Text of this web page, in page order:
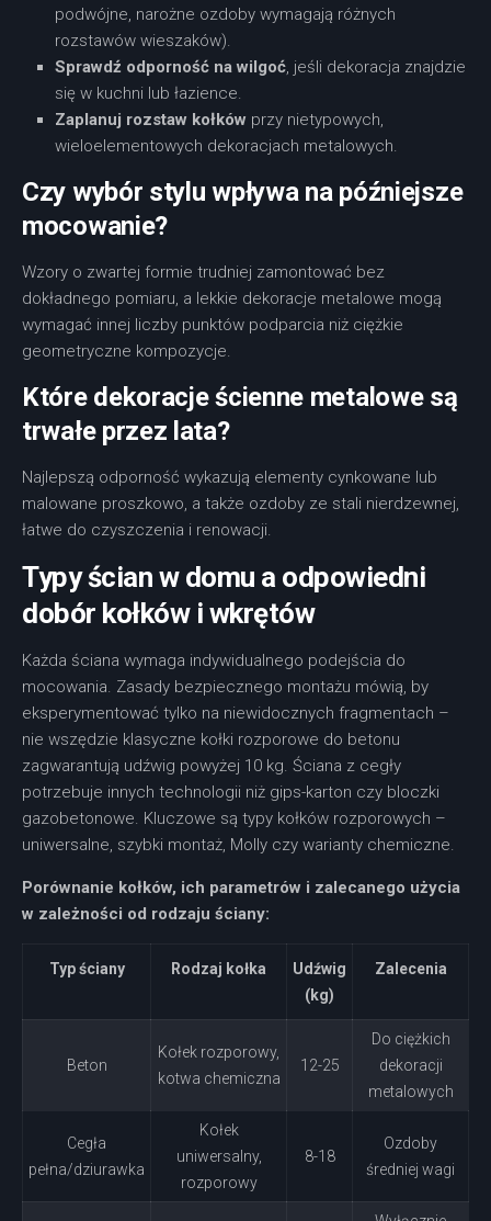
podwójne, narożne ozdoby wymagają różnych
rozstawów wieszaków).
Sprawdź odporność na wilgoć, jeśli dekoracja znajdzie
się w kuchni lub łazience.
Zaplanuj rozstaw kołków przy nietypowych,
wieloelementowych dekoracjach metalowych.
Czy wybór stylu wpływa na późniejsze
mocowanie?
Wzory o zwartej formie trudniej zamontować bez
dokładnego pomiaru, a lekkie dekoracje metalowe mogą
wymagać innej liczby punktów podparcia niż ciężkie
geometryczne kompozycje.
Które dekoracje ścienne metalowe są
trwałe przez lata?
Najlepszą odporność wykazują elementy cynkowane lub
malowane proszkowo, a także ozdoby ze stali nierdzewnej,
łatwe do czyszczenia i renowacji.
Typy ścian w domu a odpowiedni
dobór kołków i wkrętów
Każda ściana wymaga indywidualnego podejścia do
mocowania. Zasady bezpiecznego montażu mówią, by
eksperymentować tylko na niewidocznych fragmentach –
nie wszędzie klasyczne kołki rozporowe do betonu
zagwarantują udźwig powyżej 10 kg. Ściana z cegły
potrzebuje innych technologii niż gips-karton czy bloczki
gazobetonowe. Kluczowe są typy kołków rozporowych –
uniwersalne, szybki montaż, Molly czy warianty chemiczne.
Porównanie kołków, ich parametrów i zalecanego użycia
w zależności od rodzaju ściany:
Typ ściany Rodzaj kołka
Udźwig
(kg)
Zalecenia
Beton
Kołek rozporowy,
kotwa chemiczna
12-25
Do ciężkich
dekoracji
metalowych
Cegła
pełna/dziurawka
Kołek
uniwersalny,
rozporowy
8-18
Ozdoby
średniej wagi